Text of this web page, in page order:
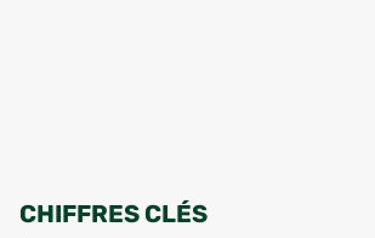
CHIFFRES CLÉS